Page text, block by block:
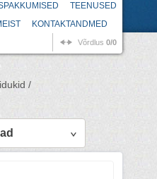
TEENUSED
KONTAKTANDMED
Võrdlus 0/0
/